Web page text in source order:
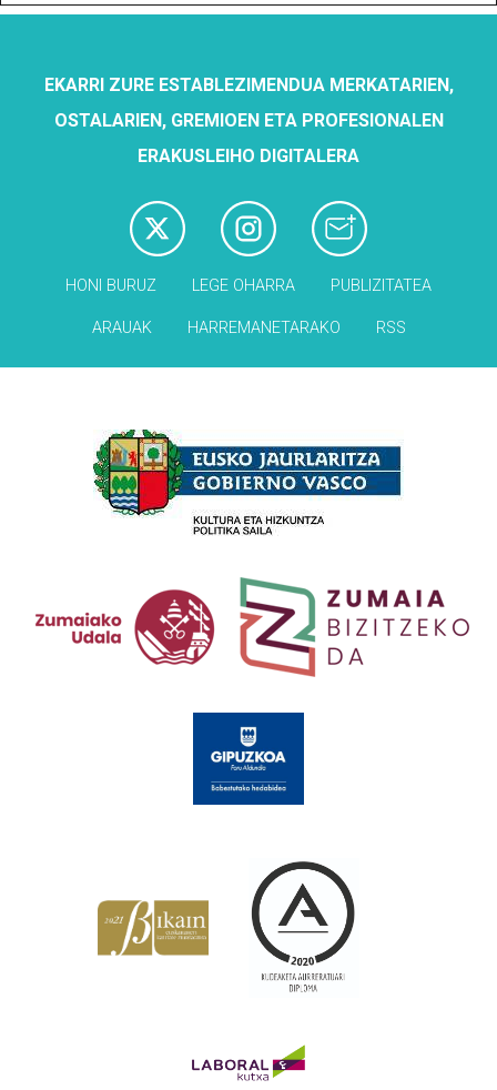
EKARRI ZURE ESTABLEZIMENDUA MERKATARIEN,
OSTALARIEN, GREMIOEN ETA PROFESIONALEN
ERAKUSLEIHO DIGITALERA
HONI BURUZ LEGE OHARRA PUBLIZITATEA
ARAUAK HARREMANETARAKO RSS